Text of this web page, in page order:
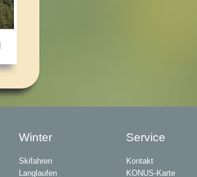
Winter
Skifahren
Langlaufen
Service
Kontakt
KONUS-Karte